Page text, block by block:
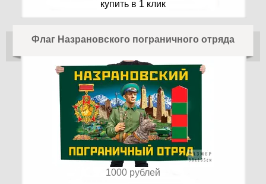
купить в 1 клик
Флаг Назрановского пограничного отряда
1000 рублей